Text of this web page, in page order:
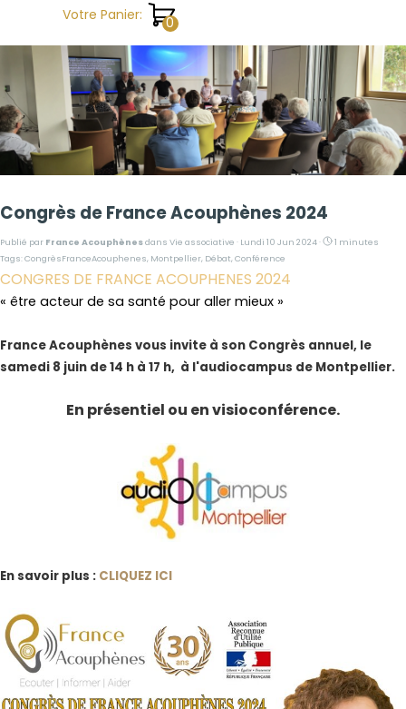
Aller au contenuVotre Panier:
Congrès de France Acouphènes 2024
Publié par France Acouphènesdans Vie associative · Lundi 10 Jun 2024 ·
1 minutes
Tags:CongrèsFranceAcouphenes, Montpellier, Débat, Conférence
CONGRES DE FRANCE ACOUPHENES 2024
« être acteur de sa santé pour aller mieux »
France Acouphènes vous invite à son Congrès annuel, le
samedi 8 juin de 14 h à 17 h, à l'audiocampus de Montpellier.
En présentiel ou en visioconférence.
En savoir plus : CLIQUEZ ICI